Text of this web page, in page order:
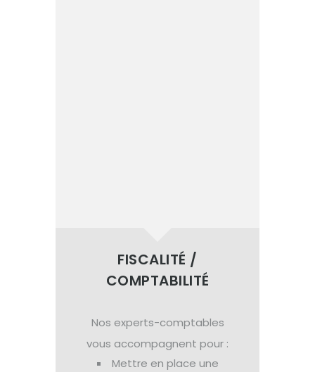
FISCALITÉ /
COMPTABILITÉ
Nos experts-comptables
vous accompagnent pour :
Mettre en place une